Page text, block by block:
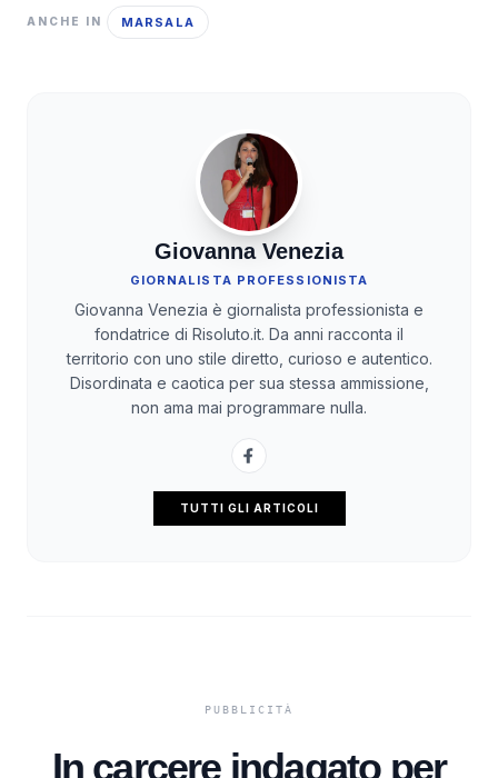
ANCHE IN MARSALA
Giovanna Venezia
GIORNALISTA PROFESSIONISTA
Giovanna Venezia è giornalista professionista e
fondatrice di Risoluto.it. Da anni racconta il
territorio con uno stile diretto, curioso e autentico.
Disordinata e caotica per sua stessa ammissione,
non ama mai programmare nulla.
TUTTI GLI ARTICOLI
In carcere indagato per